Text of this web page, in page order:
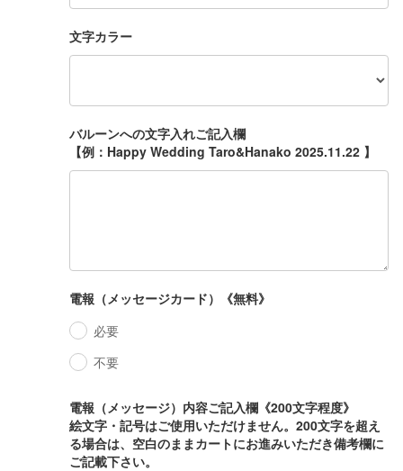
文字カラー
バルーンへの文字入れご記入欄
【例：Happy Wedding Taro&Hanako 2025.11.22 】
電報（メッセージカード）《無料》
必要
不要
電報（メッセージ）内容ご記入欄《200文字程度》
絵文字・記号はご使用いただけません。200文字を超え
る場合は、空白のままカートにお進みいただき備考欄に
ご記載下さい。